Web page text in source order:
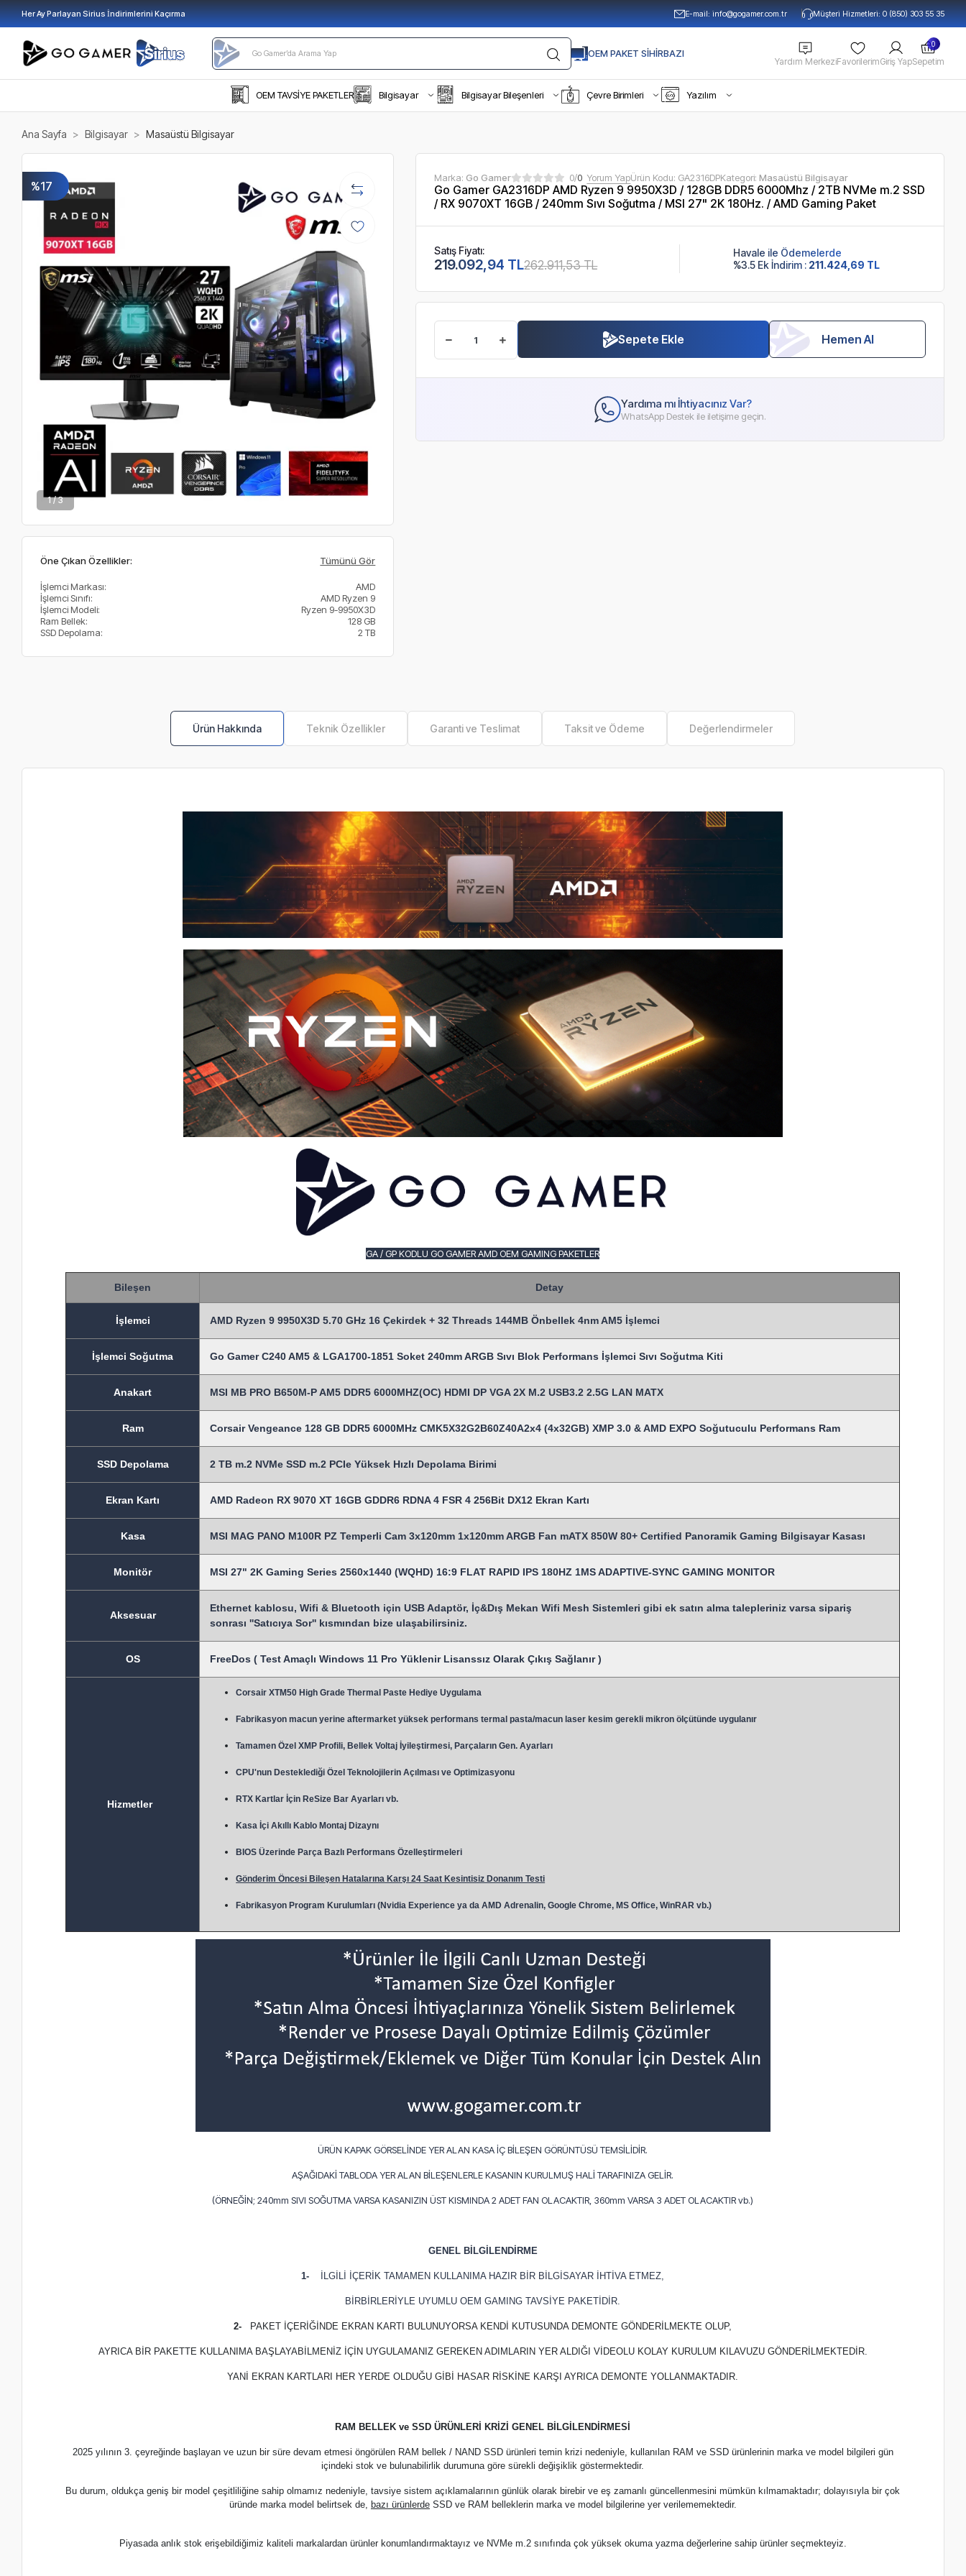
Her Ay Parlayan Sirius İndirimlerini Kaçırma E-mail:info@gogamer.com.tr Müşteri Hizmetleri: 0 (850) 303 55 35
OEM PAKET SIHIRBAZI
Yardım MerkeziFavorilerimGiriş Yap
0
Sepetim
OEM TAVSİYE PAKETLER Bilgisayar Bilgisayar Bileşenleri Çevre Birimleri Yazılım
Ana Sayfa Bilgisayar Masaüstü Bilgisayar
%17
2 / 3
Öne Çıkan Özellikler: Tümünü Gör
İşlemci Markası:
AMD
İşlemci Sınıfı:
AMD Ryzen 9
İşlemci Modeli:
Ryzen 9-9950X3D
Ram Bellek:
128 GB
SSD Depolama:
2 TB
Marka:Go Gamer 0/0 Yorum YapÜrün Kodu: GA2316DPKategori:Masaüstü Bilgisayar
Go Gamer GA2316DP AMD Ryzen 9 9950X3D / 128GB DDR5 6000Mhz / 2TB NVMe m.2 SSD
/ RX 9070XT 16GB / 240mm Sıvı Soğutma / MSI 27" 2K 180Hz. / AMD Gaming Paket
Satış Fiyatı:
219.092,94 TL262.911,53 TL
Havale ile Ödemelerde
%3.5 Ek İndirim : 211.424,69 TL
Sepete Ekle Hemen Al
Yardıma mı İhtiyacınız Var?
WhatsApp Destek ile iletişime geçin.
Ürün Hakkında Teknik Özellikler Garanti ve Teslimat Taksit ve Ödeme Değerlendirmeler
GA / GP KODLU GO GAMER AMD OEM GAMING PAKETLER
Bileşen Detay
İşlemci AMD Ryzen 9 9950X3D 5.70 GHz 16 Çekirdek + 32 Threads 144MB Önbellek 4nm AM5 İşlemci
İşlemci Soğutma Go Gamer C240 AM5 & LGA1700-1851 Soket 240mm ARGB Sıvı Blok Performans İşlemci Sıvı Soğutma Kiti
Anakart MSI MB PRO B650M-P AM5 DDR5 6000MHZ(OC) HDMI DP VGA 2X M.2 USB3.2 2.5G LAN MATX
Ram Corsair Vengeance 128 GB DDR5 6000MHz CMK5X32G2B60Z40A2x4 (4x32GB) XMP 3.0 & AMD EXPO Soğutuculu Performans Ram
SSD Depolama 2 TB m.2 NVMe SSD m.2 PCIe Yüksek Hızlı Depolama Birimi
Ekran Kartı AMD Radeon RX 9070 XT 16GB GDDR6 RDNA 4 FSR 4 256Bit DX12 Ekran Kartı
Kasa MSI MAG PANO M100R PZ Temperli Cam 3x120mm 1x120mm ARGB Fan mATX 850W 80+ Certified Panoramik Gaming Bilgisayar Kasası
Monitör MSI 27" 2K Gaming Series 2560x1440 (WQHD) 16:9 FLAT RAPID IPS 180HZ 1MS ADAPTIVE-SYNC GAMING MONITOR
Aksesuar
Ethernet kablosu, Wifi & Bluetooth için USB Adaptör, İç&Dış Mekan Wifi Mesh Sistemleri gibi ek satın alma talepleriniz varsa sipariş
sonrası ''Satıcıya Sor'' kısmından bize ulaşabilirsiniz.
OS FreeDos ( Test Amaçlı Windows 11 Pro Yüklenir Lisanssız Olarak Çıkış Sağlanır )
Hizmetler
Corsair XTM50 High Grade Thermal Paste Hediye Uygulama
Fabrikasyon macun yerine aftermarket yüksek performans termal pasta/macun laser kesim gerekli mikron ölçütünde uygulanır
Tamamen Özel XMP Profili, Bellek Voltaj İyileştirmesi, Parçaların Gen. Ayarları
CPU'nun Desteklediği Özel Teknolojilerin Açılması ve Optimizasyonu
RTX Kartlar İçin ReSize Bar Ayarları vb.
Kasa İçi Akıllı Kablo Montaj Dizaynı
BIOS Üzerinde Parça Bazlı Performans Özelleştirmeleri
Gönderim Öncesi Bileşen Hatalarına Karşı 24 Saat Kesintisiz Donanım Testi
Fabrikasyon Program Kurulumları (Nvidia Experience ya da AMD Adrenalin, Google Chrome, MS Office, WinRAR vb.)
ÜRÜN KAPAK GÖRSELİNDE YER ALAN KASA İÇ BİLEŞEN GÖRÜNTÜSÜ TEMSİLİDİR.
AŞAĞIDAKİ TABLODA YER ALAN BİLEŞENLERLE KASANIN KURULMUŞ HALİ TARAFINIZA GELİR.
(ÖRNEĞİN; 240mm SIVI SOĞUTMA VARSA KASANIZIN ÜST KISMINDA 2 ADET FAN OLACAKTIR, 360mm VARSA 3 ADET OLACAKTIR vb.)
GENEL BİLGİLENDİRME
1- İLGİLİ İÇERİK TAMAMEN KULLANIMA HAZIR BİR BİLGİSAYAR İHTİVA ETMEZ,
BİRBİRLERİYLE UYUMLU OEM GAMING TAVSİYE PAKETİDİR.
2- PAKET İÇERİĞİNDE EKRAN KARTI BULUNUYORSA KENDİ KUTUSUNDA DEMONTE GÖNDERİLMEKTE OLUP,
AYRICA BİR PAKETTE KULLANIMA BAŞLAYABİLMENİZ İÇİN UYGULAMANIZ GEREKEN ADIMLARIN YER ALDIĞI VİDEOLU KOLAY KURULUM KILAVUZU GÖNDERİLMEKTEDİR.
YANİ EKRAN KARTLARI HER YERDE OLDUĞU GİBİ HASAR RİSKİNE KARŞI AYRICA DEMONTE YOLLANMAKTADIR.
RAM BELLEK ve SSD ÜRÜNLERİ KRİZİ GENEL BİLGİLENDİRMESİ
2025 yılının 3. çeyreğinde başlayan ve uzun bir süre devam etmesi öngörülen RAM bellek / NAND SSD ürünleri temin krizi nedeniyle, kullanılan RAM ve SSD ürünlerinin marka ve model bilgileri gün
içindeki stok ve bulunabilirlik durumuna göre sürekli değişiklik göstermektedir.
Bu durum, oldukça geniş bir model çeşitliliğine sahip olmamız nedeniyle, tavsiye sistem açıklamalarının günlük olarak birebir ve eş zamanlı güncellenmesini mümkün kılmamaktadır; dolayısıyla bir çok
üründe marka model belirtsek de, bazı ürünlerdeSSD ve RAM belleklerin marka ve model bilgilerine yer verilememektedir.
Piyasada anlık stok erişebildiğimiz kaliteli markalardan ürünler konumlandırmaktayız ve NVMe m.2 sınıfında çok yüksek okuma yazma değerlerine sahip ürünler seçmekteyiz.